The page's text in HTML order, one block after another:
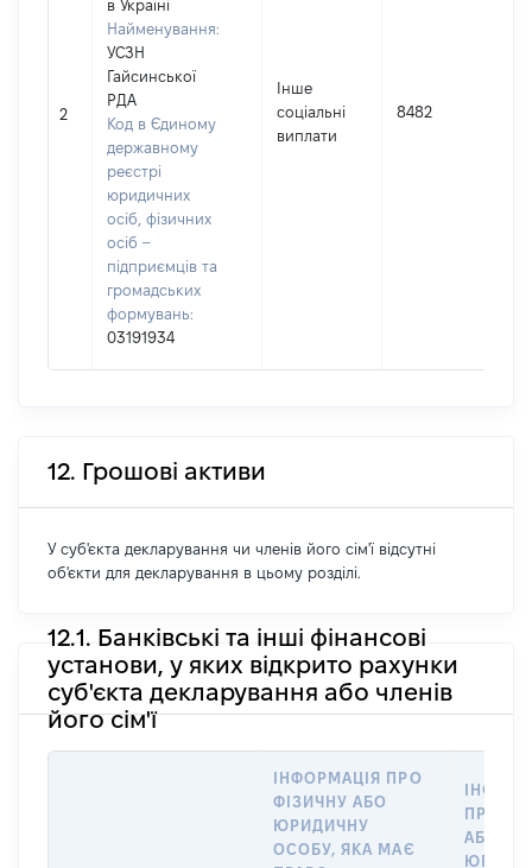
2
в Україні
Найменування:
УСЗН
Гайсинської
РДА
Код в Єдиному
державному
реєстрі
юридичних
осіб, фізичних
осіб –
підприємців та
громадських
формувань:
03191934
Інше
соціальні
виплати
8482
12. Грошові активи
У суб'єкта декларування чи членів його сім'ї відсутні
об'єкти для декларування в цьому розділі.
12.1. Банківські та інші фінансові
установи, у яких відкрито рахунки
суб'єкта декларування або членів
його сім'ї
ІНФОРМАЦІЯ ПРО
ФІЗИЧНУ АБО
ЮРИДИЧНУ
ОСОБУ, ЯКА МАЄ
ПРО
АБО